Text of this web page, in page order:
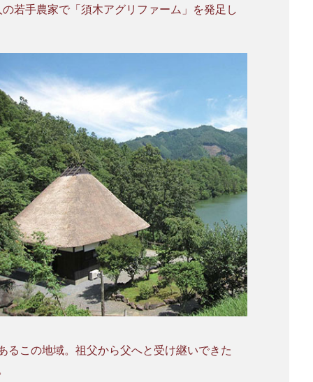
若手農家で「須木アグリファーム」を発足し
るこの地域。祖父から父へと受け継いできた